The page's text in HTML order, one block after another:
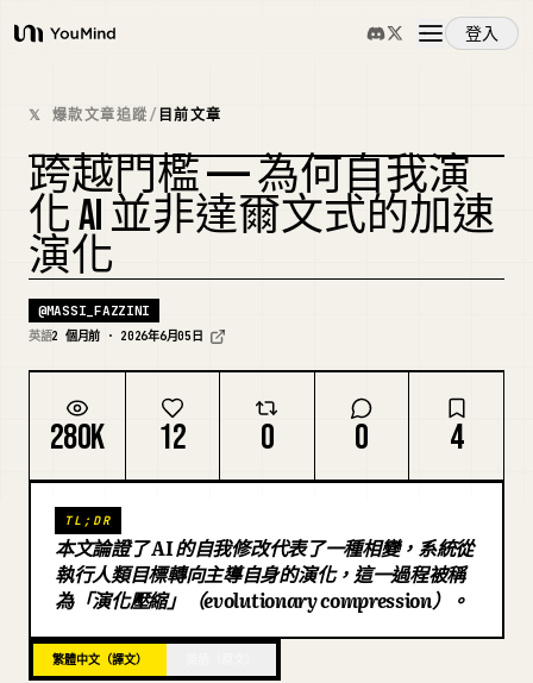
YouMind
登入
概覽
使用案例
技能
提示詞
下載
部落格
更新
𝕏 爆款文章追蹤/ 目前文章
複刻封面
跨越門檻 —— 為何自我演
化 AI 並非達爾文式的加速
演化
@MASSI_FAZZINI
英語2 個月前 · 2026年6月05日
280K 12 0 0 4
TL;DR
本文論證了 AI 的自我修改代表了一種相變，系統從
執行人類目標轉向主導自身的演化，這一過程被稱
為「演化壓縮」（evolutionary compression）。
繁體中文（譯文）